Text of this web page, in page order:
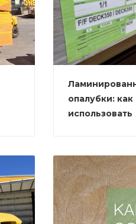
опалубки:
использовать